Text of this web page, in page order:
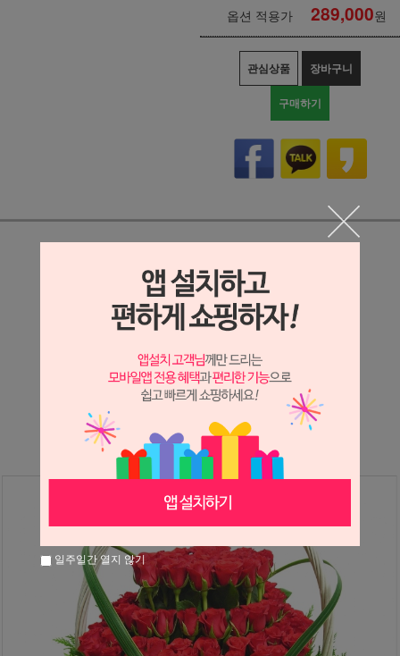
옵션 적용가 289,000원
관심상품 장바구니
구매하기
상세정보 새창 열기
상세 정보를 확대해 보실 수 있습니다.
※ 필독해주세요 ※
는 시세 변동에 따라 가격이 달라질 수 있으니
문의 후 주문 바랍니다.
일주일간 열지 않기